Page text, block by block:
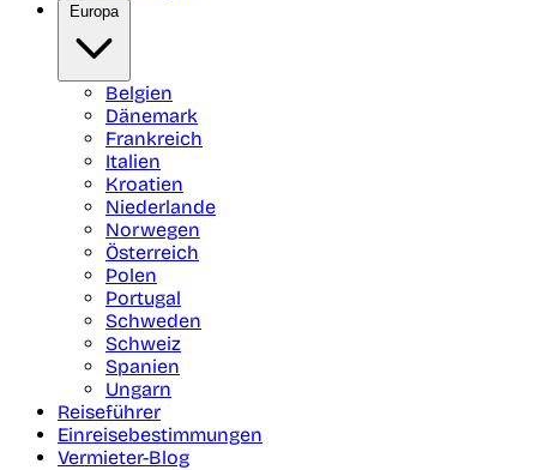
Europa
Belgien
Dänemark
Frankreich
Italien
Kroatien
Niederlande
Norwegen
Österreich
Polen
Portugal
Schweden
Schweiz
Spanien
Ungarn
Reiseführer
Einreisebestimmungen
Vermieter-Blog